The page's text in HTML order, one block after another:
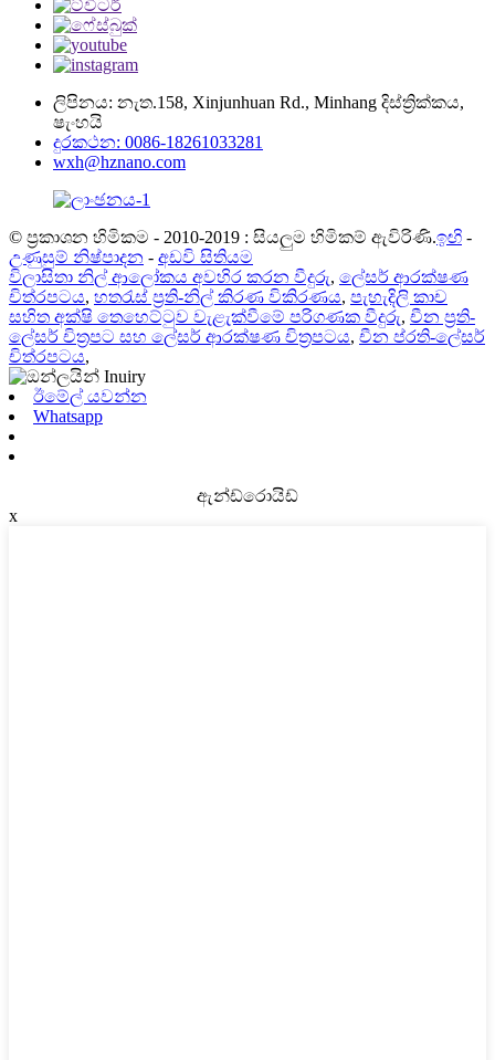
ලිපිනය: නැත.158, Xinjunhuan Rd., Minhang දිස්ත්‍රික්කය,
ෂැංහයි
දුරකථන: 0086-18261033281
wxh@hznano.com
© ප්‍රකාශන හිමිකම - 2010-2019 : සියලුම හිමිකම් ඇවිරිණි.ඉඟි -
උණුසුම් නිෂ්පාදන - අඩවි සිතියම
විලාසිතා නිල් ආලෝකය අවහිර කරන වීදුරු, ලේසර් ආරක්ෂණ
චිත්රපටය, හතරැස් ප්‍රති-නිල් කිරණ විකිරණය, පැහැදිලි කාච
සහිත අක්ෂි තෙහෙට්ටුව වැළැක්වීමේ පරිගණක වීදුරු, චීන ප්‍රති-
ලේසර් චිත්‍රපට සහ ලේසර් ආරක්ෂණ චිත්‍රපටය, චීන ප්රති-ලේසර්
චිත්රපටය,
ඊමේල් යවන්න
Whatsapp
ඇන්ඩ්රොයිඩ්
x